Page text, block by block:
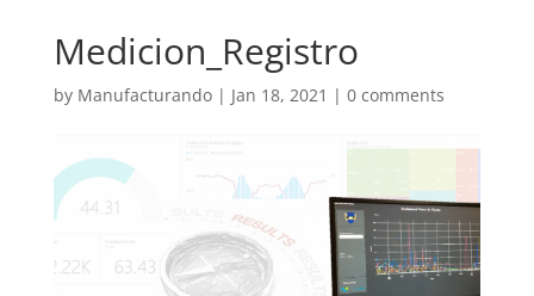
Medicion_Registro
by Manufacturando| Jan 18, 2021 | 0 comments